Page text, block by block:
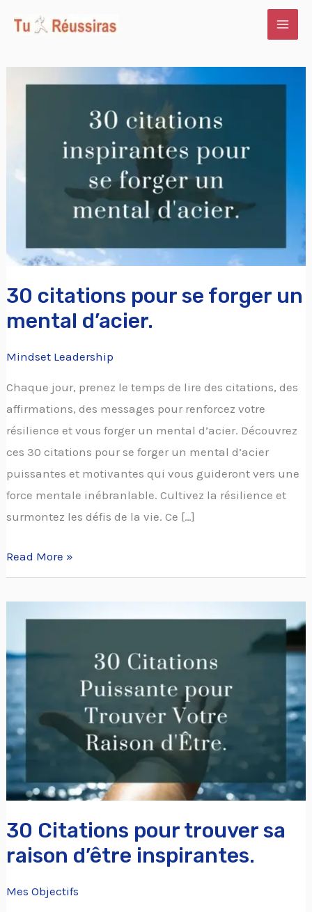
30 citations pour se forger un
mental d’acier.
Mindset Leadership
Chaque jour, prenez le temps de lire des citations, des
affirmations, des messages pour renforcez votre
résilience et vous forger un mental d’acier. Découvrez
ces 30 citations pour se forger un mental d’acier
puissantes et motivantes qui vous guideront vers une
force mentale inébranlable. Cultivez la résilience et
surmontez les défis de la vie. Ce […]
un
Read More »
30 Citations pour trouver sa
raison d’être inspirantes.
Mes Objectifs
pour
trouver
raison
d’être
inspirantes.